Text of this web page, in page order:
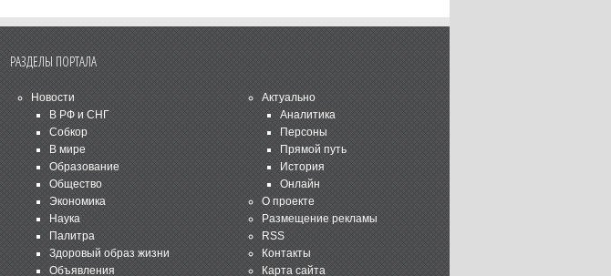
РАЗДЕЛЫ ПОРТАЛА
Новости
В РФ и СНГ
Собкор
В мире
Образование
Общество
Экономика
Наука
Палитра
Здоровый образ жизни
Объявления
Актуально
Аналитика
Персоны
Прямой путь
История
Онлайн
О проекте
Размещение рекламы
RSS
Контакты
Карта сайта